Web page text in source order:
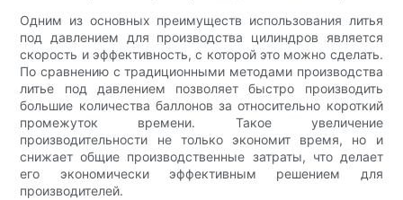
Одним из основных преимуществ использования литья
под давлением для производства цилиндров является
скорость и эффективность, с которой это можно сделать.
По сравнению с традиционными методами производства
литье под давлением позволяет быстро производить
большие количества баллонов за относительно короткий
промежуток времени. Такое увеличение
производительности не только экономит время, но и
снижает общие производственные затраты, что делает
его экономически эффективным решением для
производителей.